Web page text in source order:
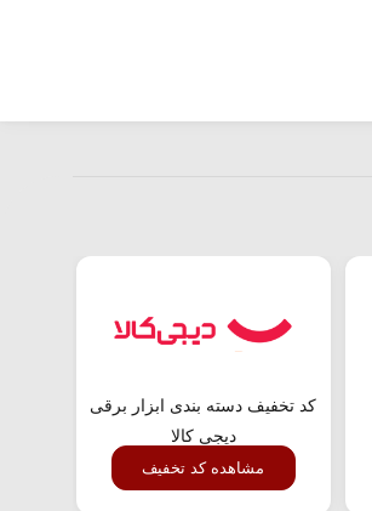
کد تخفیف دسته بندی ابزار برقی
دیجی کالا
مشاهده کد تخفیف